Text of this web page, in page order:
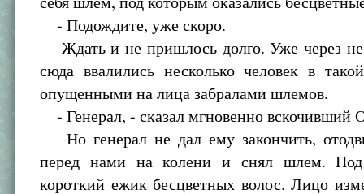
- Подождите, уже скоро.
Ждать и не пришлось долго. Уже через
сюда ввалились несколько человек в
опущенными на лица забралами шлемов.
- Генерал, - сказал мгновенно вскочивший
Но генерал не дал ему закончить,
перед нами на колени и снял шлем.
короткий ежик бесцветных волос. Лицо